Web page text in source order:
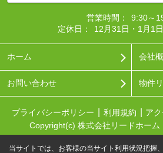
営業時間：
9:30～
定休日：
12月31日・1月1
ホーム 会社
お問い合わせ 物件
プライバシーポリシー 利用規約 ア
Copyright(c) 株式会社リードホー
当サイトでは、お客様の当サイト利用状況把握